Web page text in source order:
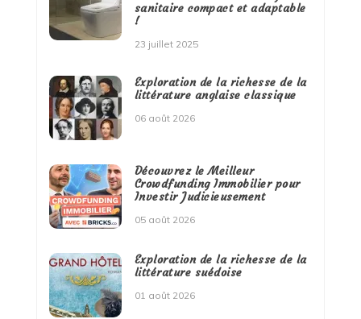
sanitaire compact et adaptable
!
23 juillet 2025
Exploration de la richesse de la
littérature anglaise classique
06 août 2026
Découvrez le Meilleur
Crowdfunding Immobilier pour
Investir Judicieusement
05 août 2026
Exploration de la richesse de la
littérature suédoise
01 août 2026